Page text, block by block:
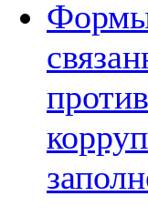
Формы